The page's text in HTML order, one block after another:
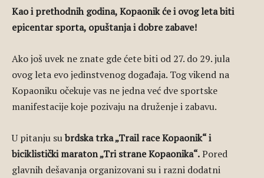
Kao i prethodnih godina, Kopaonik će i ovog leta biti
epicentar sporta, opuštanja i dobre zabave!
Ako još uvek ne znate gde ćete biti od 27. do 29. jula
ovog leta evo jedinstvenog događaja. Tog vikend na
Kopaoniku očekuje vas ne jedna već dve sportske
manifestacije koje pozivaju na druženje i zabavu.
U pitanju subrdska trka „Trail race Kopaonik“ i
biciklistički maraton „Tri strane Kopaonika“.Pored
glavnih dešavanja organizovani su i razni dodatni